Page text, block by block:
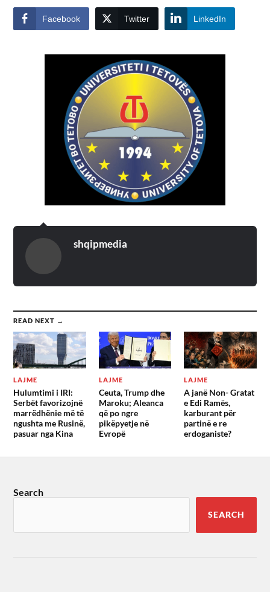
Facebook Twitter LinkedIn
shqipmedia
READ NEXT →
LAJME
Hulumtimi i IRI:
Serbët favorizojnë
marrëdhënie më të
ngushta me Rusinë,
pasuar nga Kina
LAJME
Ceuta, Trump dhe
Maroku; Aleanca
që po ngre
pikëpyetje në
Evropë
LAJME
A janë Non- Gratat
e Edi Ramës,
karburant për
partinë e re
erdoganiste?
Search
SEARCH